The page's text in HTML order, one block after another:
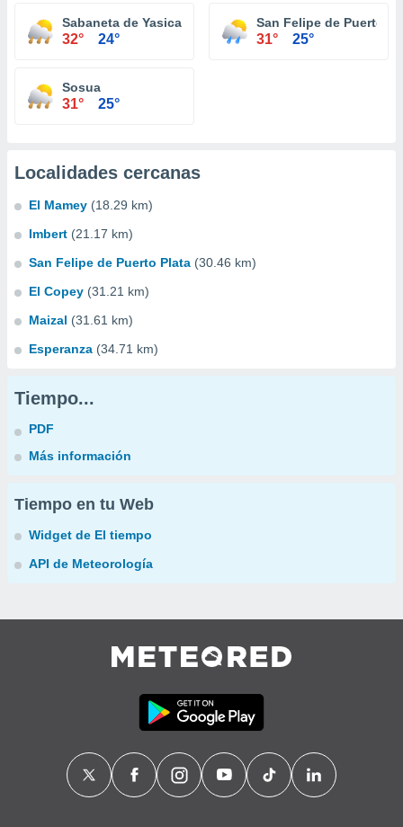
Sabaneta de Yasica
32° 24°
San Felipe de Puerto
31° 25°
Sosua
31° 25°
Localidades cercanas
El Mamey (18.29 km)
Imbert (21.17 km)
San Felipe de Puerto Plata (30.46 km)
El Copey (31.21 km)
Maizal (31.61 km)
Esperanza (34.71 km)
Tiempo...
PDF
Más información
Tiempo en tu Web
Widget de El tiempo
API de Meteorología